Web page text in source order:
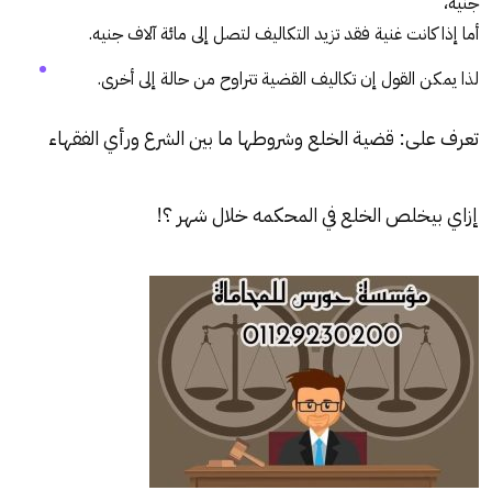
أما إذا كانت غنية فقد تزيد التكاليف لتصل إلى مائة آلاف جنيه.
لذا يمكن القول إن تكاليف القضية تتراوح من حالة إلى أخرى.
تعرف على: قضية الخلع وشروطها ما بين الشرع ورأي الفقهاء
إزاي بيخلص الخلع في المحكمه خلال شهر ؟!